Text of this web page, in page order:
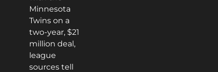
Minnesota
Twins on a
two-year, $21
million deal,
league
sources tell